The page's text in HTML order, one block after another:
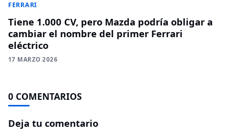
FERRARI
Tiene 1.000 CV, pero Mazda podría obligar a
cambiar el nombre del primer Ferrari
eléctrico
17 MARZO 2026
0 COMENTARIOS
Deja tu comentario